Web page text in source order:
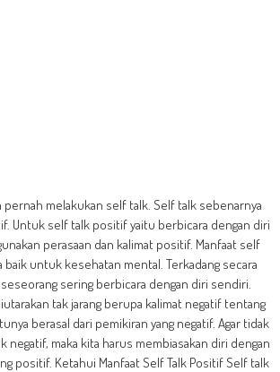
melakukan self talk. Self talk sebenarnya
Untuk self talk positif yaitu berbicara dengan diri
perasaan dan kalimat positif. Manfaat self
untuk kesehatan mental. Terkadang secara
sering berbicara dengan diri sendiri.
tak jarang berupa kalimat negatif tentang
berasal dari pemikiran yang negatif. Agar tidak
negatif, maka kita harus membiasakan diri dengan
positif. Ketahui Manfaat Self Talk Positif Self talk